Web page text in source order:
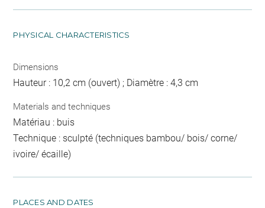
PHYSICAL CHARACTERISTICS
Dimensions
Hauteur : 10,2 cm (ouvert) ; Diamètre : 4,3 cm
Materials and techniques
Matériau : buis
Technique : sculpté (techniques bambou/ bois/ corne/
ivoire/ écaille)
PLACES AND DATES